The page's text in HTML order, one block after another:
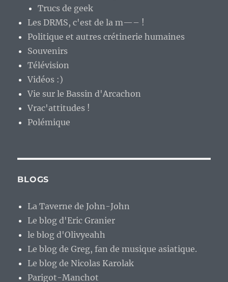
Trucs de geek
Les DRMS, c'est de la m—– !
Politique et autres crétinerie humaines
Souvenirs
Télévision
Vidéos :)
Vie sur le Bassin d'Arcachon
Vrac'attitudes !
Polémique
BLOGS
La Taverne de John-John
Le blog d'Eric Granier
le blog d'Olivyeahh
Le blog de Greg, fan de musique asiatique.
Le blog de Nicolas Karolak
Parigot-Manchot